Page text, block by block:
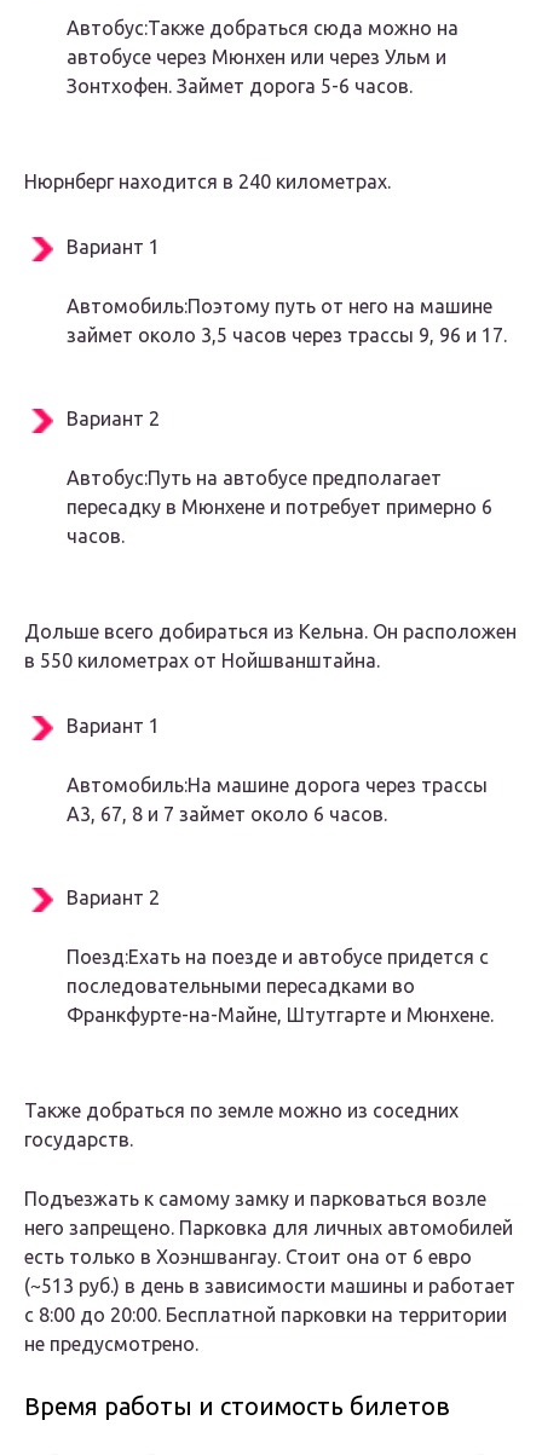
Автобус:Также добраться сюда можно на
автобусе через Мюнхен или через Ульм и
Зонтхофен. Займет дорога 5-6 часов.
Нюрнберг находится в 240 километрах.
Вариант 1
Автомобиль:Поэтому путь от него на машине
займет около 3,5 часов через трассы 9, 96 и 17.
Вариант 2
Автобус:Путь на автобусе предполагает
пересадку в Мюнхене и потребует примерно 6
часов.
Дольше всего добираться из Кельна. Он расположен
в 550 километрах от Нойшванштайна.
Вариант 1
Автомобиль:На машине дорога через трассы
А3, 67, 8 и 7 займет около 6 часов.
Вариант 2
Поезд:Ехать на поезде и автобусе придется с
последовательными пересадками во
Франкфурте-на-Майне, Штутгарте и Мюнхене.
Также добраться по земле можно из соседних
государств.
Подъезжать к самому замку и парковаться возле
него запрещено. Парковка для личных автомобилей
есть только в Хоэншвангау. Стоит она от 6 евро
(~513 руб.) в день в зависимости машины и работает
с 8:00 до 20:00. Бесплатной парковки на территории
не предусмотрено.
Время работы и стоимость билетов